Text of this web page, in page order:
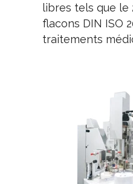
libres tels que le
flacons DIN ISO
traitements